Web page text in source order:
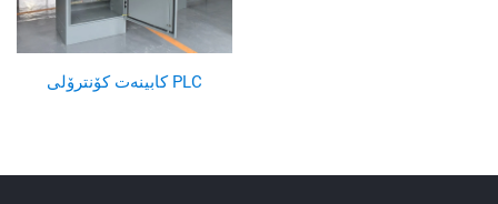
کابینەت کۆنترۆلی PLC